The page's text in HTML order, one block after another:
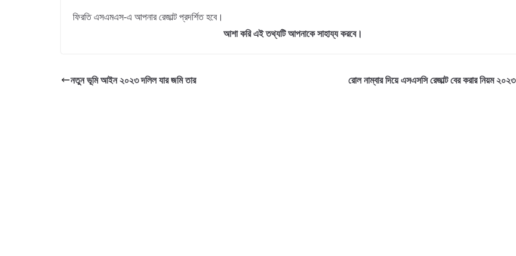
ফিরতি এসএমএস-এ আপনার রেজাল্ট প্রদর্শিত হবে।
আশা করি এই তথ্যটি আপনাকে সাহায্য করবে।
নতুন ভূমি আইন ২০২৩ দলিল যার জমি তার রোল নাম্বার দিয়ে এসএসসি রেজাল্ট বের করার নিয়ম ২০২৩